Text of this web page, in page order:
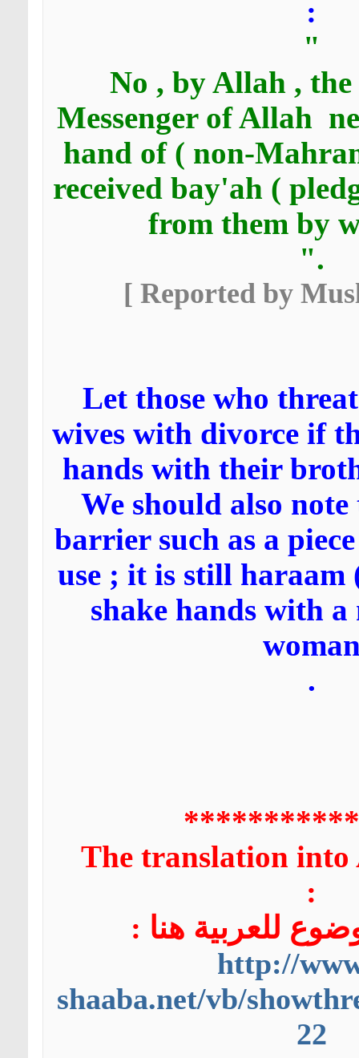
:
"
No , by Allah ,
Messenger of Allah
hand of ( non-
received bay'ah (
from them by
."
Let those who
wives with divorce if
hands with their
We should also
barrier such as a
use ; it is still
shake hands with
.
The translation into
:
للعربية هنا :
http://
shaaba.net/vb/
22